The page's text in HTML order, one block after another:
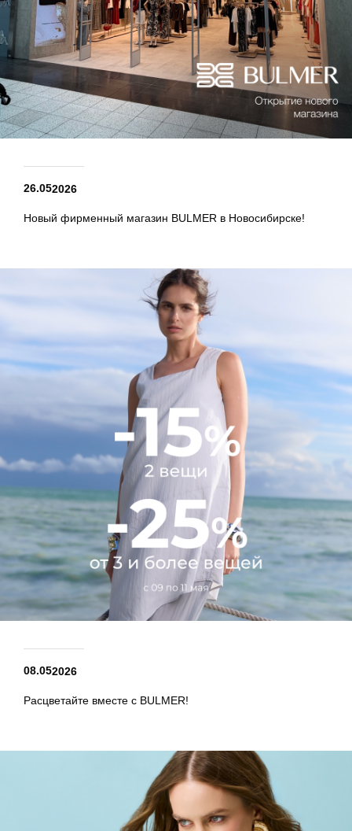
26.052026
Новый фирменный магазин BULMER в Новосибирске!
08.052026
Расцветайте вместе с BULMER!